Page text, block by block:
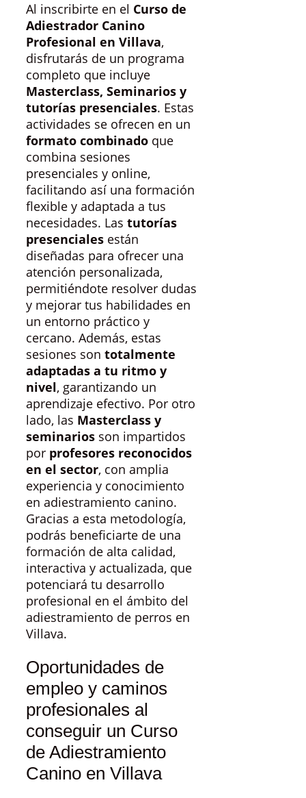
Al inscribirte en el Curso de
Adiestrador Canino
Profesional en Villava,
disfrutarás de un programa
completo que incluye
Masterclass, Seminarios y
tutorías presenciales. Estas
actividades se ofrecen en un
formato combinado que
combina sesiones
presenciales y online,
facilitando así una formación
flexible y adaptada a tus
necesidades. Las tutorías
presenciales están
diseñadas para ofrecer una
atención personalizada,
permitiéndote resolver dudas
y mejorar tus habilidades en
un entorno práctico y
cercano. Además, estas
sesiones son totalmente
adaptadas a tu ritmo y
nivel, garantizando un
aprendizaje efectivo. Por otro
lado, las Masterclass y
seminarios son impartidos
por profesores reconocidos
en el sector, con amplia
experiencia y conocimiento
en adiestramiento canino.
Gracias a esta metodología,
podrás beneficiarte de una
formación de alta calidad,
interactiva y actualizada, que
potenciará tu desarrollo
profesional en el ámbito del
adiestramiento de perros en
Villava.
Oportunidades de
empleo y caminos
profesionales al
conseguir un Curso
de Adiestramiento
Canino en Villava